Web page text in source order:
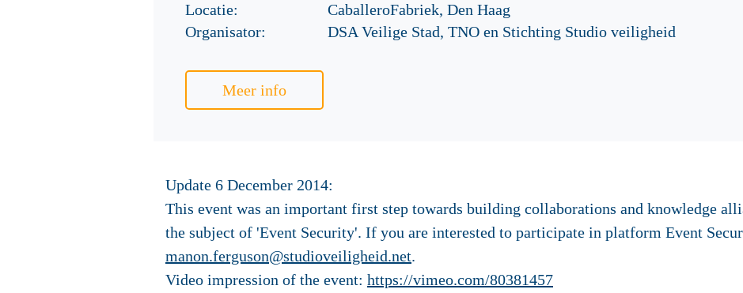
Locatie:
CaballeroFabriek, Den Haag
Organisator:
DSA Veilige Stad, TNO en Stichting Studio veiligheid
Meer info
Update 6 December 2014:
This event was an important first step towards building collaborations and knowledge
the subject of 'Event Security'. If you are interested to participate in platform Event
manon.ferguson@studioveiligheid.net.
Video impression of the event: https://vimeo.com/80381457